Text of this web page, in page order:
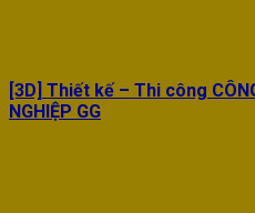
[3D] Thiết kế – Thi công
NGHIỆP GG